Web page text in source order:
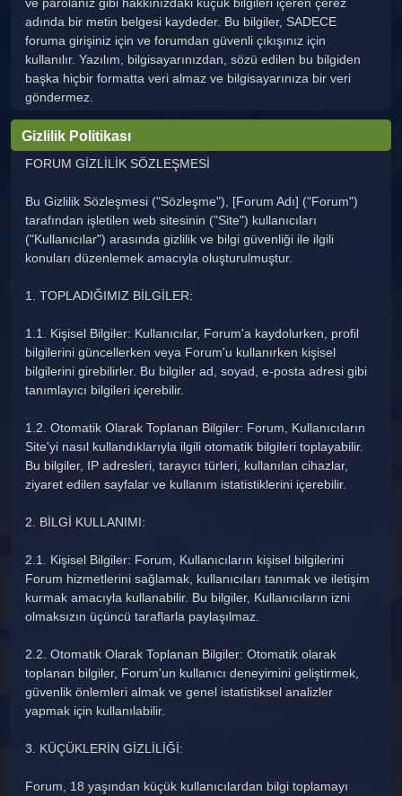
adında bir metin belgesi kaydeder. Bu bilgiler, SADECE
foruma girişiniz için ve forumdan güvenli çıkışınız için
kullanılır. Yazılım, bilgisayarınızdan, sözü edilen bu bilgiden
başka hiçbir formatta veri almaz ve bilgisayarınıza bir veri
göndermez.
Gizlilik Politikası
FORUM GİZLİLİK SÖZLEŞMESİ
Bu Gizlilik Sözleşmesi ("Sözleşme"), [Forum Adı] ("Forum")
tarafından işletilen web sitesinin ("Site") kullanıcıları
("Kullanıcılar") arasında gizlilik ve bilgi güvenliği ile ilgili
konuları düzenlemek amacıyla oluşturulmuştur.
1. TOPLADIĞIMIZ BİLGİLER:
1.1. Kişisel Bilgiler: Kullanıcılar, Forum'a kaydolurken, profil
bilgilerini güncellerken veya Forum'u kullanırken kişisel
bilgilerini girebilirler. Bu bilgiler ad, soyad, e-posta adresi gibi
tanımlayıcı bilgileri içerebilir.
1.2. Otomatik Olarak Toplanan Bilgiler: Forum, Kullanıcıların
Site'yi nasıl kullandıklarıyla ilgili otomatik bilgileri toplayabilir.
Bu bilgiler, IP adresleri, tarayıcı türleri, kullanılan cihazlar,
ziyaret edilen sayfalar ve kullanım istatistiklerini içerebilir.
2. BİLGİ KULLANIMI:
2.1. Kişisel Bilgiler: Forum, Kullanıcıların kişisel bilgilerini
Forum hizmetlerini sağlamak, kullanıcıları tanımak ve iletişim
kurmak amacıyla kullanabilir. Bu bilgiler, Kullanıcıların izni
olmaksızın üçüncü taraflarla paylaşılmaz.
2.2. Otomatik Olarak Toplanan Bilgiler: Otomatik olarak
toplanan bilgiler, Forum'un kullanıcı deneyimini geliştirmek,
güvenlik önlemleri almak ve genel istatistiksel analizler
yapmak için kullanılabilir.
3. KÜÇÜKLERİN GİZLİLİĞİ:
Forum, 18 yaşından küçük kullanıcılardan bilgi toplamayı